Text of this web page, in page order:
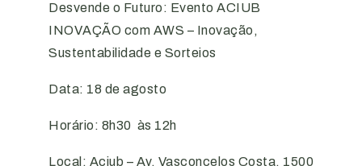
Desvende o Futuro: Evento ACIUB
INOVAÇÃO com AWS – Inovação,
Sustentabilidade e Sorteios
Data: 18 de agosto
Horário: 8h30 às 12h
Local: Aciub – Av. Vasconcelos Costa, 1500